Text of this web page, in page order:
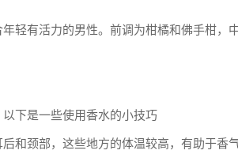
轻有活力的男性。前调为柑橘和佛手柑，
下是一些使用香水的小技巧
和颈部，这些地方的体温较高，有助于香气